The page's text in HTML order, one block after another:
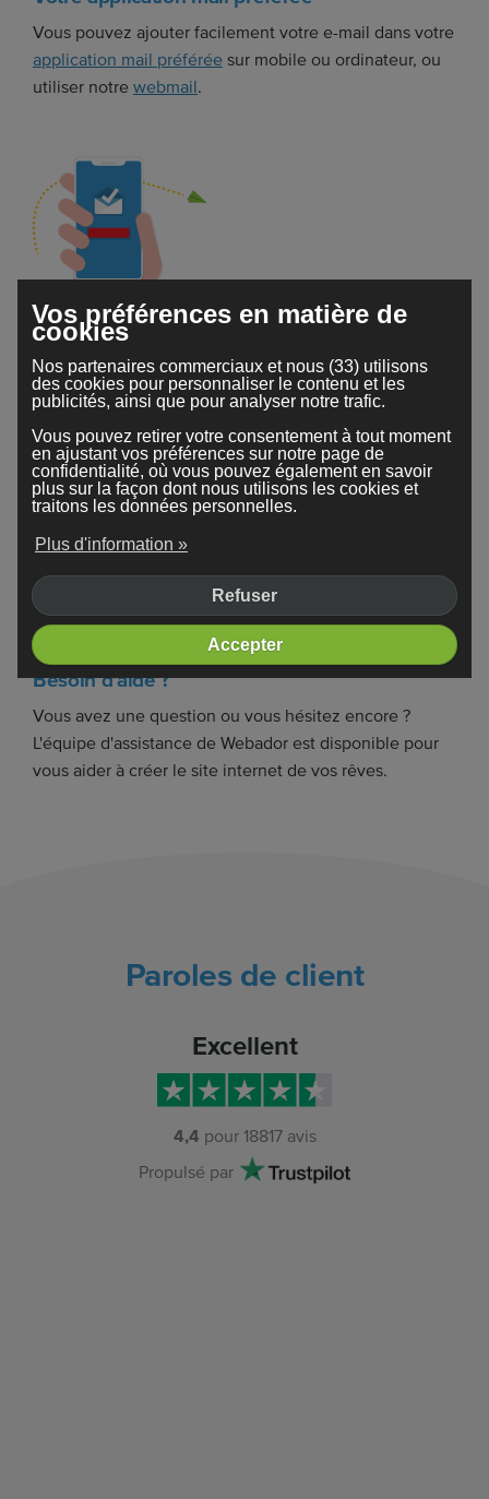
Vous pouvez ajouter facilement votre e-mail dans votre
application mail préférée sur mobile ou ordinateur, ou
utiliser notre webmail.
Accessible n'importe où
Avec Webador, vous avez accès en permanence à vos
e-mails. Votre messagerie sécurisée peut être
consultée à tout moment sur vos appareils personnels.
Besoin d'aide ?
Vous avez une question ou vous hésitez encore ?
L'équipe d'assistance de Webador est disponible pour
vous aider à créer le site internet de vos rêves.
Paroles de client
Excellent
4,4 pour 18817avis
Propulsé par
Vos préférences en matière de
cookies
Nos partenaires commerciaux et nous (33) utilisons
des cookies pour personnaliser le contenu et les
publicités, ainsi que pour analyser notre trafic.
Vous pouvez retirer votre consentement à tout moment
en ajustant vos préférences sur notre page de
confidentialité, où vous pouvez également en savoir
plus sur la façon dont nous utilisons les cookies et
traitons les données personnelles.
Plus d'information »
Refuser
Accepter